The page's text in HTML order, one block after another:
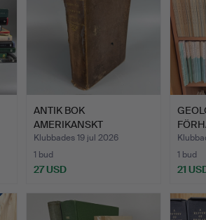
ANTIK BOK
AMERIKANSKT
INTRESSE.
Klubbades 19 jul 2026
1 bud
27 USD
1 bud
21